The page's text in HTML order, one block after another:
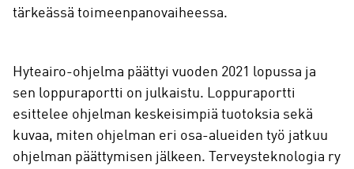
tärkeässä toimeenpanovaiheessa.
Hyteairo-ohjelma päättyi vuoden 2021 lopussa ja
sen loppuraportti on julkaistu. Loppuraportti
esittelee ohjelman keskeisimpiä tuotoksia sekä
kuvaa, miten ohjelman eri osa-alueiden työ jatkuu
ohjelman päättymisen jälkeen. Terveysteknologia ry